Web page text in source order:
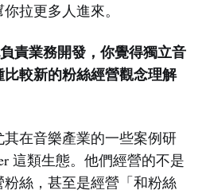
拉更多人進來。
責業務開發，你覺得獨立音
較新的粉絲經營觀念理解
在音樂產業的一些案例研
這類生態。他們經營的不是
絲，甚至是經營「和粉絲